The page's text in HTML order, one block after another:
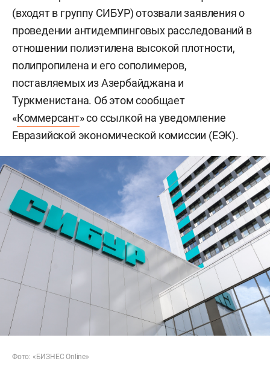
(входят в группу СИБУР) отозвали заявления о
проведении антидемпинговых расследований в
отношении полиэтилена высокой плотности,
полипропилена и его сополимеров,
поставляемых из Азербайджана и
Туркменистана. Об этом сообщает
«Коммерсант» со ссылкой на уведомление
Евразийской экономической комиссии (ЕЭК).
Фото: «БИЗНЕС Online»